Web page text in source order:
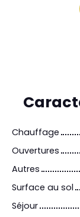
Chauffage
Ouvertures
Autres
Surface au sol
Séjour